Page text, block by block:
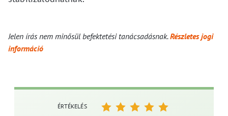
Jelen írás nem minősül befektetési tanácsadásnak.Részletes jogi
információ
ÉRTÉKELÉS